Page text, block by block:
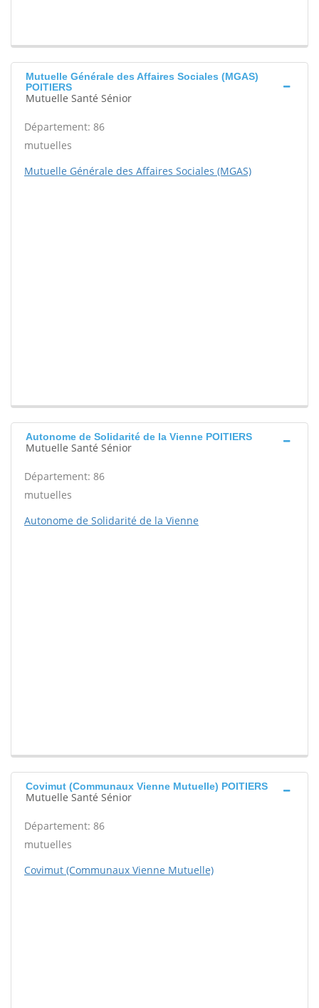
Mutuelle Générale des Affaires Sociales (MGAS)
POITIERS
Mutuelle Santé Sénior
Département: 86
mutuelles
Mutuelle Générale des Affaires Sociales (MGAS)
Autonome de Solidarité de la Vienne POITIERS
Mutuelle Santé Sénior
Département: 86
mutuelles
Autonome de Solidarité de la Vienne
Covimut (Communaux Vienne Mutuelle) POITIERS
Mutuelle Santé Sénior
Département: 86
mutuelles
Covimut (Communaux Vienne Mutuelle)